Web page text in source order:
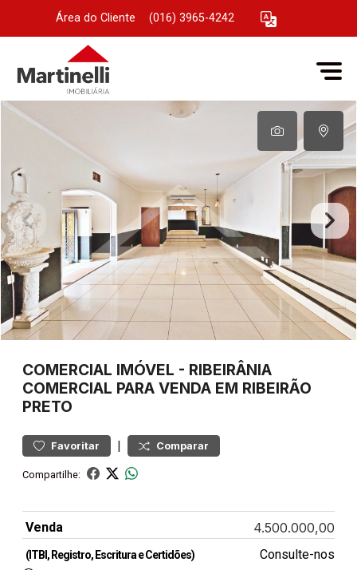
Área do Cliente (016) 3965-4242
COMERCIAL IMÓVEL - RIBEIRÂNIA
COMERCIAL PARA VENDA EM RIBEIRÃO
PRETO
Favoritar | Comparar
Compartilhe:
Venda 4.500.000,00
(ITBI, Registro, Escritura e Certidões) Consulte-nos